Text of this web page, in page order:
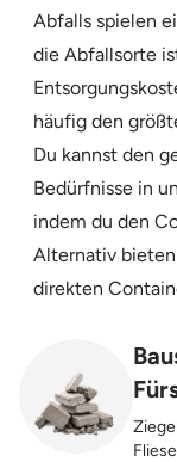
Abfalls spielen
die Abfallsorte
häufig den
Du kannst den
Bedürfnisse in
indem du den
Alternativ
direkten